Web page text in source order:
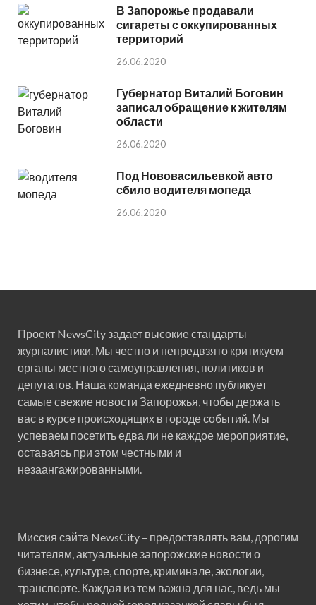
В Запорожье продавали
сигареты с оккупированных
территорий
26.06.2020
Губернатор Виталий Боговин
записал обращение к жителям
области
26.06.2020
Под Нововасильевкой авто
сбило водителя мопеда
26.06.2020
Проект NewsCity задает высокие стандарты
журналистики. Мы честно и непредвзято критикуем
органы местного самоуправления, политиков и
депутатов. Наша команда ежедневно публикует
самые свежие новости Запорожья, чтобы держать
вас в курсе происходящих в городе событий. Мы
успеваем посетить едва ли не каждое мероприятие,
оставаясь при этом честными и
незаангажированными.
Миссия сайта NewsCity – предоставлять вам, дорогим
читателям, актуальные запорожские новости о
бизнесе, культуре, спорте, криминале, экологии,
транспорте. Каждая из тем важна для нас, ведь мы